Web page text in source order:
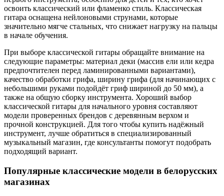
освоить классический или фламенко стиль. Классическая
гитара оснащена нейлоновыми струнами, которые
значительно мягче стальных, что снижает нагрузку на пальцы
в начале обучения.
При выборе классической гитары обращайте внимание на
следующие параметры: материал деки (массив ели или кедра
предпочтителен перед ламинированными вариантами),
качество обработки грифа, ширину грифа (для начинающих с
небольшими руками подойдёт гриф шириной до 50 мм), а
также на общую сборку инструмента. Хороший выбор
классической гитары для начального уровня составляют
модели проверенных брендов с деревянным верхом и
прочной конструкцией. Для того чтобы купить надёжный
инструмент, лучше обратиться в специализированный
музыкальный магазин, где консультанты помогут подобрать
подходящий вариант.
Популярные классические модели в белорусских
магазинах